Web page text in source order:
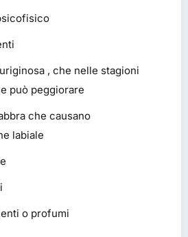
, che nelle stagioni
può peggiorare
che causano
labiale
o profumi